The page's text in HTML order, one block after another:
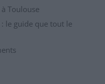
Toulouse
le guide que tout le